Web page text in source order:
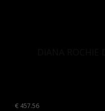
€ 457.56